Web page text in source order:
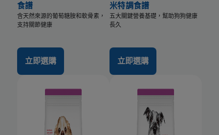
食譜
含天然來源的葡萄糖胺和軟骨素，
支持關節健康
立即選購
米特調食譜
五大關鍵營養基礎，幫助狗狗健康
長久
立即選購